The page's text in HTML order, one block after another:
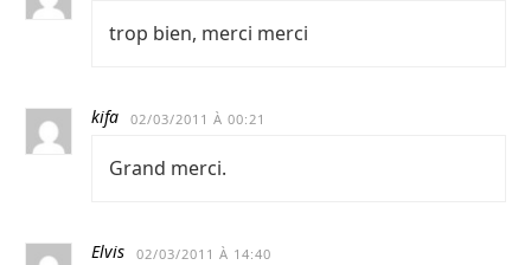
trop bien, merci merci
kifa 02/03/2011 À 00:21
Grand merci.
Elvis 02/03/2011 À 14:40